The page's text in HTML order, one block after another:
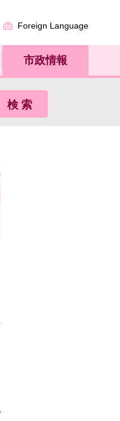
Foreign Language
市政情報